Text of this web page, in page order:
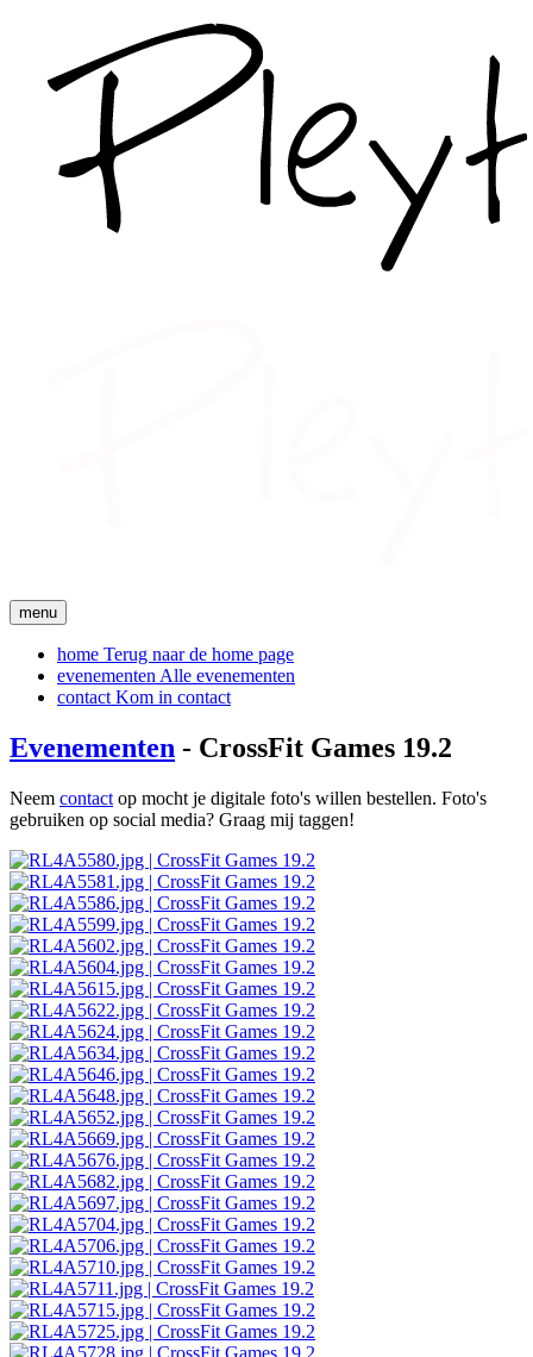
menu
home Terug naar de home page
evenementen Alle evenementen
contact Kom in contact
Evenementen - CrossFit Games 19.2
Neem contact op mocht je digitale foto's willen bestellen. Foto's
gebruiken op social media? Graag mij taggen!